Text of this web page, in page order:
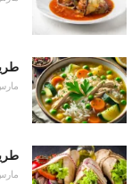
مارس 20,
مارس 18,